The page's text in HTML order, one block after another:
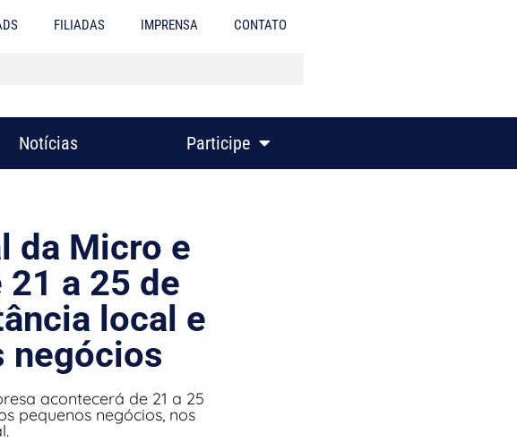
FILIADAS IMPRENSA CONTATO
Notícias Participe
da Micro e
21 a 25 de
local e
negócios
acontecerá de 21 a 25
pequenos negócios, nos